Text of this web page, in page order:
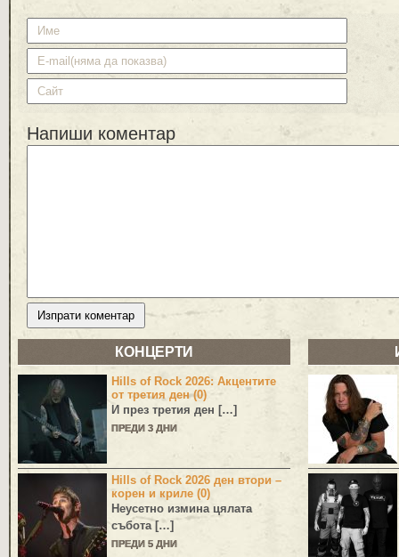
Напиши коментар
КОНЦЕРТИ
Hills of Rock 2026: Акцентите
от третия ден (0)
И през третия ден […]
ПРЕДИ 3 ДНИ
Hills of Rock 2026 ден втори –
корен и криле (0)
Неусетно измина цялата
събота […]
ПРЕДИ 5 ДНИ